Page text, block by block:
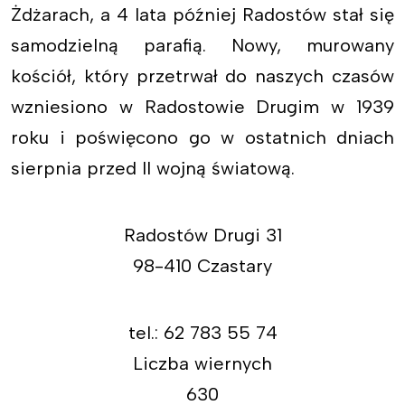
Żdżarach, a 4 lata później Radostów stał się
samodzielną parafią. Nowy, murowany
kościół, który przetrwał do naszych czasów
wzniesiono w Radostowie Drugim w 1939
roku i poświęcono go w ostatnich dniach
sierpnia przed II wojną światową.
Radostów Drugi 31
98-410 Czastary
tel.: 62 783 55 74
Liczba wiernych
630